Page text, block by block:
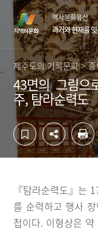
역사문화유산
과거와 현재를
제주도의 기록문화 >
43면의 그림으
주, 탐라순력도
『탐라순력도』는
를 순력하고 행사
첩이다. 이형상은